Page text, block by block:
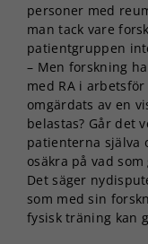
personer med
man tack vare
patientgruppen
– Men forskning
med RA i
omgärdats av en
belastas? Går det
patienterna själva
osäkra på vad som
Det säger
som med sin
fysisk träning kan